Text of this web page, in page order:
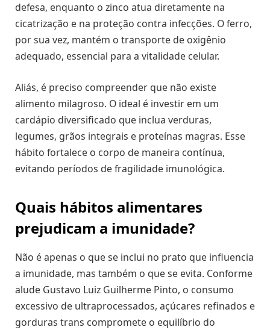
defesa, enquanto o zinco atua diretamente na
cicatrização e na proteção contra infecções. O ferro,
por sua vez, mantém o transporte de oxigênio
adequado, essencial para a vitalidade celular.
Aliás, é preciso compreender que não existe
alimento milagroso. O ideal é investir em um
cardápio diversificado que inclua verduras,
legumes, grãos integrais e proteínas magras. Esse
hábito fortalece o corpo de maneira contínua,
evitando períodos de fragilidade imunológica.
Quais hábitos alimentares
prejudicam a imunidade?
Não é apenas o que se inclui no prato que influencia
a imunidade, mas também o que se evita. Conforme
alude Gustavo Luiz Guilherme Pinto, o consumo
excessivo de ultraprocessados, açúcares refinados e
gorduras trans compromete o equilíbrio do